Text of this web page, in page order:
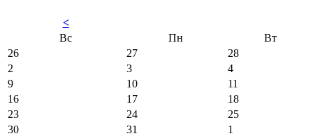
<
Вс
Пн
Вт
26
27
28
2
3
4
9
10
11
16
17
18
23
24
25
30
31 1